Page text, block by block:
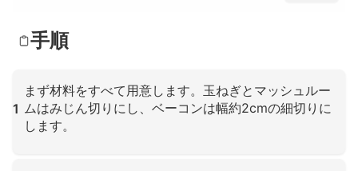
手順
1
まず材料をすべて用意します。玉ねぎとマッシュルー
ムはみじん切りにし、ベーコンは幅約2cmの細切りに
します。